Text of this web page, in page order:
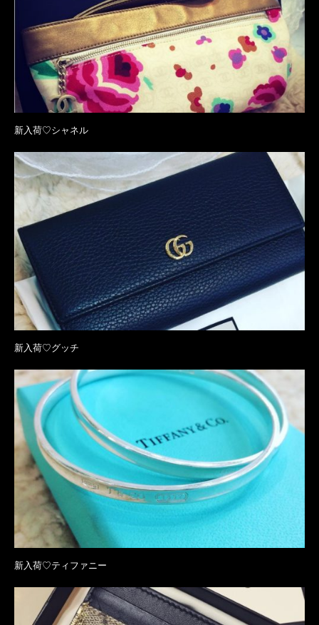
新入荷♡シャネル
新入荷♡グッチ
新入荷♡ティファニー